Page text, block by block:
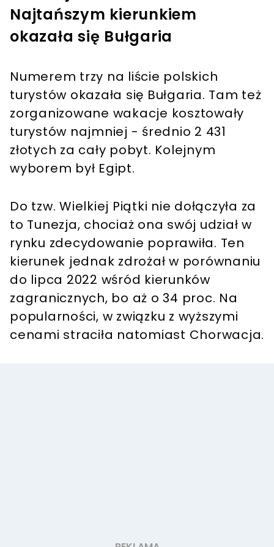
Najtańszym kierunkiem
okazała się Bułgaria
Numerem trzy na liście polskich
turystów okazała się Bułgaria. Tam też
zorganizowane wakacje kosztowały
turystów najmniej - średnio 2 431
złotych za cały pobyt. Kolejnym
wyborem był Egipt.
Do tzw. Wielkiej Piątki nie dołączyła za
to Tunezja, chociaż ona swój udział w
rynku zdecydowanie poprawiła. Ten
kierunek jednak zdrożał w porównaniu
do lipca 2022 wśród kierunków
zagranicznych, bo aż o 34 proc. Na
popularności, w związku z wyższymi
cenami straciła natomiast Chorwacja.